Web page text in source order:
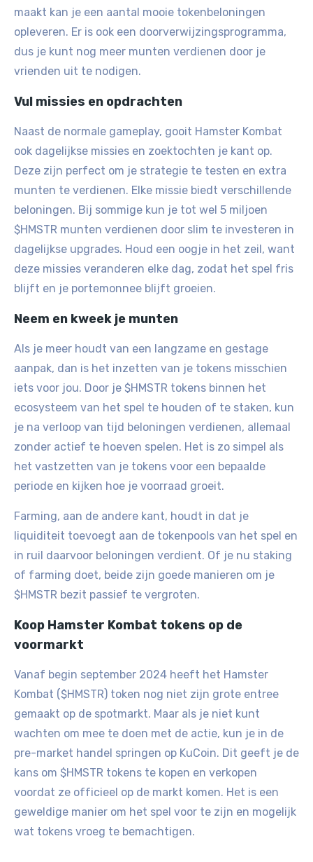
maakt kan je een aantal mooie tokenbeloningen
opleveren. Er is ook een doorverwijzingsprogramma,
dus je kunt nog meer munten verdienen door je
vrienden uit te nodigen.
Vul missies en opdrachten
Naast de normale gameplay, gooit Hamster Kombat
ook dagelijkse missies en zoektochten je kant op.
Deze zijn perfect om je strategie te testen en extra
munten te verdienen. Elke missie biedt verschillende
beloningen. Bij sommige kun je tot wel 5 miljoen
$HMSTR munten verdienen door slim te investeren in
dagelijkse upgrades. Houd een oogje in het zeil, want
deze missies veranderen elke dag, zodat het spel fris
blijft en je portemonnee blijft groeien.
Neem en kweek je munten
Als je meer houdt van een langzame en gestage
aanpak, dan is het inzetten van je tokens misschien
iets voor jou. Door je $HMSTR tokens binnen het
ecosysteem van het spel te houden of te staken, kun
je na verloop van tijd beloningen verdienen, allemaal
zonder actief te hoeven spelen. Het is zo simpel als
het vastzetten van je tokens voor een bepaalde
periode en kijken hoe je voorraad groeit.
Farming, aan de andere kant, houdt in dat je
liquiditeit toevoegt aan de tokenpools van het spel en
in ruil daarvoor beloningen verdient. Of je nu staking
of farming doet, beide zijn goede manieren om je
$HMSTR bezit passief te vergroten.
Koop Hamster Kombat tokens op de
voormarkt
Vanaf begin september 2024 heeft het Hamster
Kombat ($HMSTR) token nog niet zijn grote entree
gemaakt op de spotmarkt. Maar als je niet kunt
wachten om mee te doen met de actie, kun je in de
pre-market handel springen op KuCoin. Dit geeft je de
kans om $HMSTR tokens te kopen en verkopen
voordat ze officieel op de markt komen. Het is een
geweldige manier om het spel voor te zijn en mogelijk
wat tokens vroeg te bemachtigen.